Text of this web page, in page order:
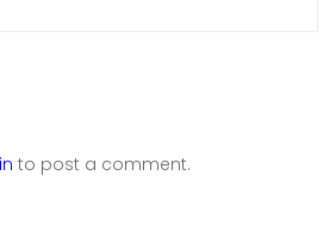
to post a comment.